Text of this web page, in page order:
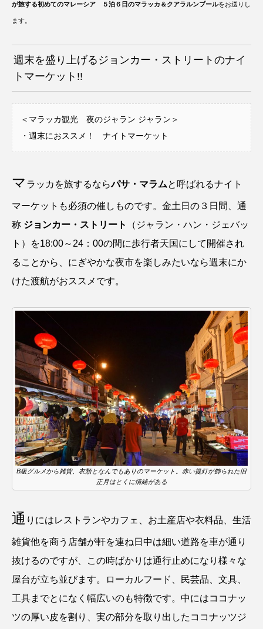
が旅する初めてのマレーシア ５泊６日のマラッカ＆クアラルンプールをお送りし
ます。
週末を盛り上げるジョンカー・ストリートのナイ
トマーケット!!
＜マラッカ観光 夜のジャラン ジャラン＞
・週末におススメ！ ナイトマーケット
マ ラッカを旅するならパサ・マラムと呼ばれるナイト
マーケットも必須の催しものです。金土日の３日間、通
称 ジョンカー・ストリート
（ジャラン・ハン・ジェバッ
ト）を18:00～24：00の間に歩行者天国にして開催され
ることから、にぎやかな夜市を楽しみたいなら週末にか
けた渡航がおススメです。
B級グルメから雑貨、衣類となんでもありのマーケット。赤い提灯が飾られた旧
正月はとくに情緒がある
通 りにはレストランやカフェ、お土産店や衣料品、生活
雑貨他を商う店舗が軒を連ね日中は細い道路を車が通り
抜けるのですが、この時ばかりは通行止めになり様々な
屋台が立ち並びます。ローカルフード、民芸品、文具、
工具までとになく幅広いのも特徴です。中にはココナッ
ツの厚い皮を割り、実の部分を取り出したココナッツジ